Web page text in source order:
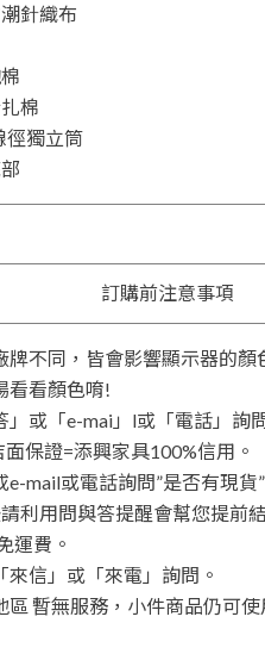
針織布
棉
徑獨立筒
訂購前注意事項
牌不同，皆會影響顯示器的
看看顏色唷!
」或「e-mai」l或「電話」詢
保證=添興家具100%信用。
mail或電話詢問”是否有現貨
利用問與答提醒會幫您提前
運費。
信」或「來電」詢問。
區 暫無服務，小件商品仍可